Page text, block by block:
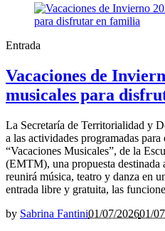
Entrada
Vacaciones de
musicales para
La Secretaría de Territorialidad y
a las actividades programadas
“Vacaciones Musicales”, de la
(EMTM), una propuesta destinada
reunirá música, teatro y danza en
entrada libre y gratuita, las
by Sabrina Fantini01/07/202601/